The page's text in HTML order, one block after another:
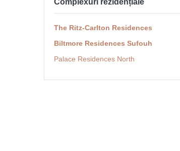
Complexuri rezidențiale
The Ritz-Carlton Residences
Biltmore Residences Sufouh
Palace Residences North